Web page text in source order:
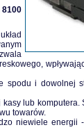
spodu i dowolnej
lub
towarów.
niewiele energii